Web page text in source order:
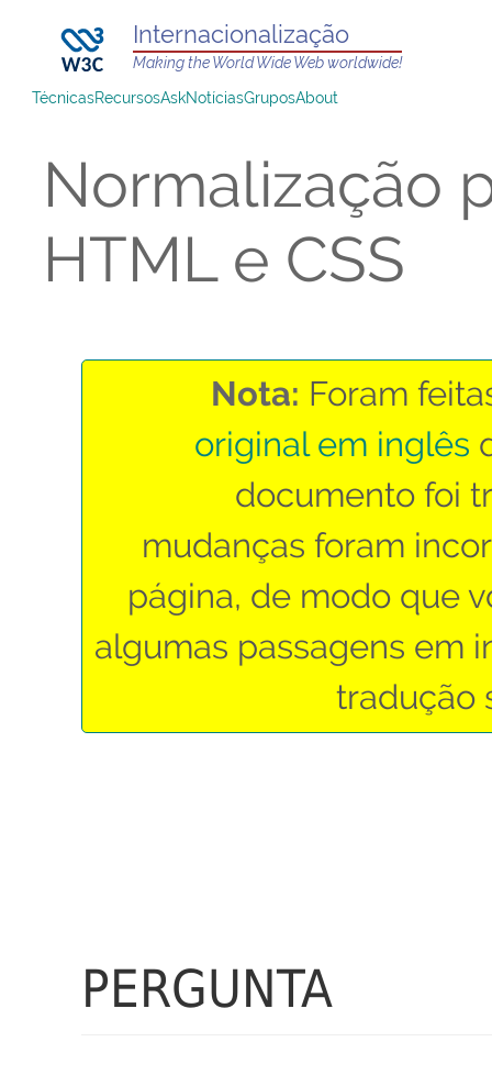
Internacionalização
Making the World Wide Web worldwide!
TécnicasRecursosAskNotíciasGruposAbout
Normalização
HTML e CSS
Nota: Foram
original em inglês
documento foi
mudanças foram
página, de modo que
algumas passagens em
tradução
PERGUNTA